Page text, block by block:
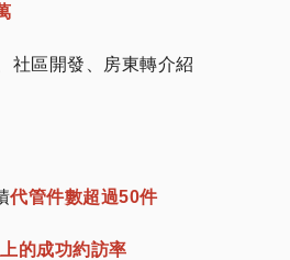
社區開發、房東轉介紹
代管件數超過50件
的成功約訪率